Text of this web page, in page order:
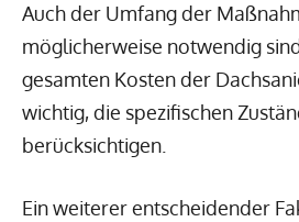
Auch der Umfang der
möglicherweise notwendig
gesamten Kosten der
wichtig, die spezifischen
berücksichtigen.
Ein weiterer entscheidender